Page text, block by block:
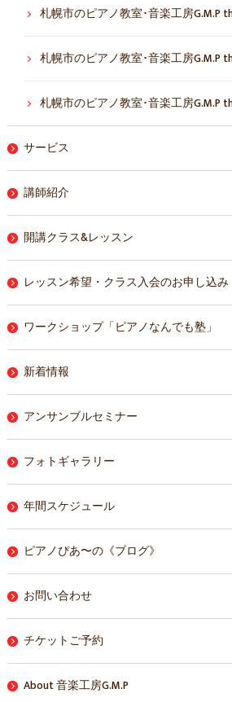
札幌市のピアノ教室･音楽工房G.M.P
札幌市のピアノ教室･音楽工房G.M.P
札幌市のピアノ教室･音楽工房G.M.P
サービス
講師紹介
開講クラス&レッスン
レッスン希望・クラス入会のお申し込み
ワークショップ「ピアノなんでも塾」
新着情報
アンサンブルセミナー
フォトギャラリー
年間スケジュール
ピアノぴあ〜の《ブログ》
お問い合わせ
チケットご予約
About 音楽工房G.M.P